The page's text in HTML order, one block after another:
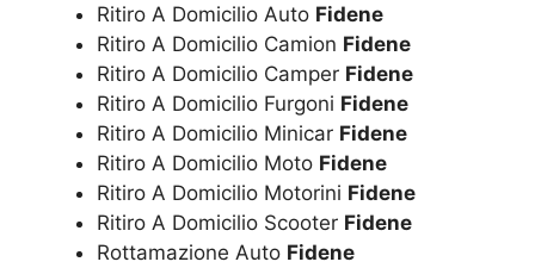
Ritiro A Domicilio Auto Fidene
Ritiro A Domicilio Camion Fidene
Ritiro A Domicilio Camper Fidene
Ritiro A Domicilio Furgoni Fidene
Ritiro A Domicilio Minicar Fidene
Ritiro A Domicilio Moto Fidene
Ritiro A Domicilio Motorini Fidene
Ritiro A Domicilio Scooter Fidene
Rottamazione Auto Fidene